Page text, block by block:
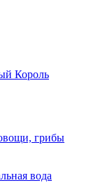
Король
грибы
вода